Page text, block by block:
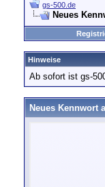
gs-500.de
Neues
Hinweise
Ab sofort ist gs-
Neues Kennwort